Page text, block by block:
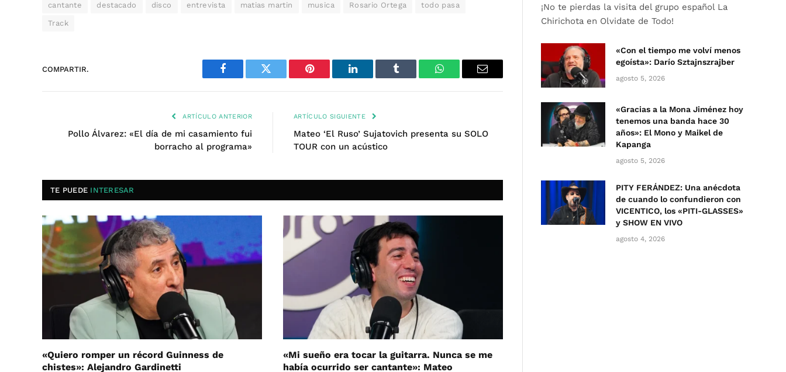
cantante destacado disco entrevista matias martin musica Rosario Ortega todo pasa
Track
COMPARTIR.
Facebook Twitter Pinterest LinkedIn Tumblr WhatsAppEmail
ARTÍCULO ANTERIOR
Pollo Álvarez: «El día de mi casamiento fui
borracho al programa»
ARTÍCULO SIGUIENTE
Mateo ‘El Ruso’ Sujatovich presenta su SOLO
TOUR con un acústico
TE PUEDE INTERESAR
«Quiero romper un récord Guinness de
chistes»: Alejandro Gardinetti
«Mi sueño era tocar la guitarra. Nunca se me
había ocurrido ser cantante»: Mateo
¡No te pierdas la visita del grupo español La
Chirichota en Olvidate de Todo!
«Con el tiempo me volví menos
egoísta»: Darío Sztajnszrajber
agosto 5, 2026
«Gracias a la Mona Jiménez hoy
tenemos una banda hace 30
años»: El Mono y Maikel de
Kapanga
agosto 5, 2026
PITY FERÁNDEZ: Una anécdota
de cuando lo confundieron con
VICENTICO, los «PITI-GLASSES»
y SHOW EN VIVO
agosto 4, 2026